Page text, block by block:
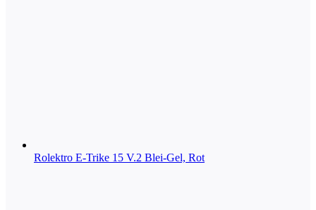
Rolektro E-Trike 15 V.2 Blei-Gel, Rot